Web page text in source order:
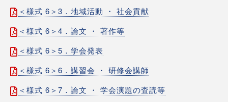
＜様式 6＞3．地域活動 ・ 社会貢献
＜様式 6＞4．論文 ・ 著作等
＜様式 6＞5．学会発表
＜様式 6＞6．講習会 ・ 研修会講師
＜様式 6＞7．論文 ・ 学会演題の査読等